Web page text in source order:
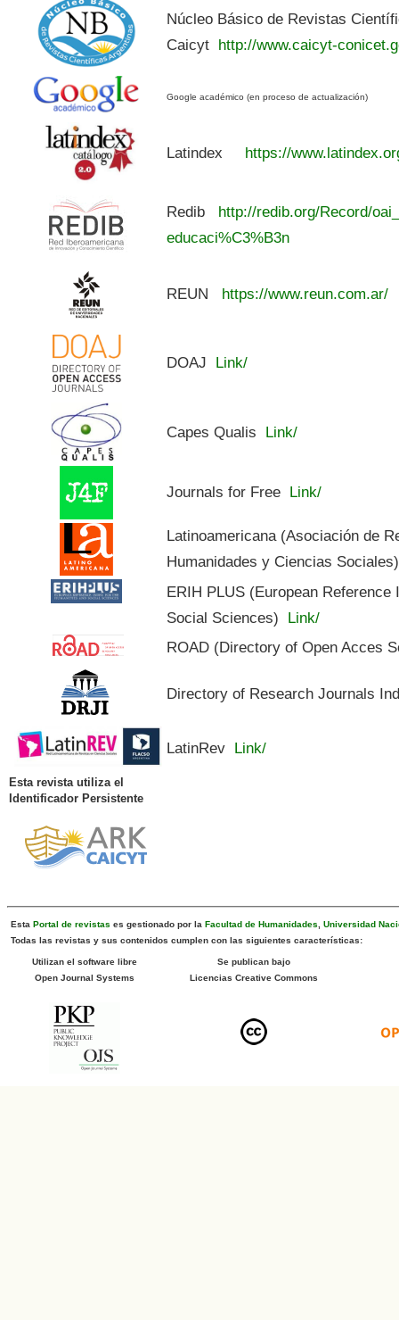
Núcleo Básico de Revistas
Caicyt http://www.caicyt-
Google académico (en proceso de actualización)
Latindex https://
Redib
http://redib.org/Record/
educaci%C3%B3n
REUN https://www.reun.com.ar/
DOAJ Link/
Capes Qualis Link/
Journals for Free Link/
Latinoamericana (Asociación de
Humanidades y Ciencias Sociales)
ERIH PLUS (European
Social Sciences) Link/
ROAD (Directory of Open Acces
Directory of Research Journals
LatinRev Link/
Esta revista utiliza el
Identificador Persistente
Esta Portal de revistas es gestionado por la Facultad de Humanidades
Universidad
Todas las revistas y sus contenidos cumplen con las siguientes características:
Utilizan el software libre
Open Journal Systems
Se publican bajo
Licencias Creative Commons